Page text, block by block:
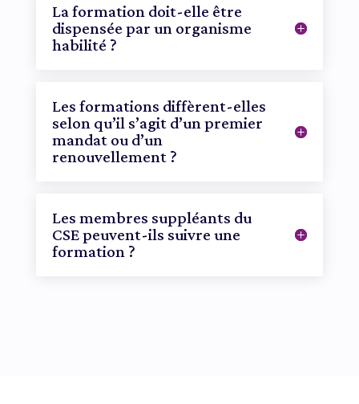
La formation doit-elle être
dispensée par un organisme
habilité ?
Les formations diffèrent-elles
selon qu’il s’agit d’un premier
mandat ou d’un
renouvellement ?
Les membres suppléants du
CSE peuvent-ils suivre une
formation ?